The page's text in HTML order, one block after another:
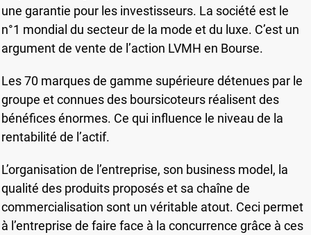
une garantie pour les investisseurs. La société est le
n°1 mondial du secteur de la mode et du luxe. C’est un
argument de vente de l’action LVMH en Bourse.
Les 70 marques de gamme supérieure détenues par le
groupe et connues des boursicoteurs réalisent des
bénéfices énormes. Ce qui influence le niveau de la
rentabilité de l’actif.
L’organisation de l’entreprise, son business model, la
qualité des produits proposés et sa chaîne de
commercialisation sont un véritable atout. Ceci permet
à l’entreprise de faire face à la concurrence grâce à ces